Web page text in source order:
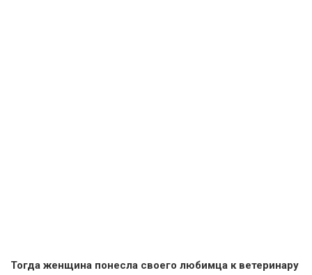
Тогда женщина понесла своего любимца к ветеринару